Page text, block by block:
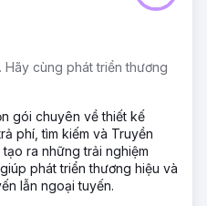
cùng phát triển thương
gói chuyên về thiết kế
phí, tìm kiếm và Truyền
ra những trải nghiệm
phát triển thương hiệu và
lẫn ngoại tuyến.